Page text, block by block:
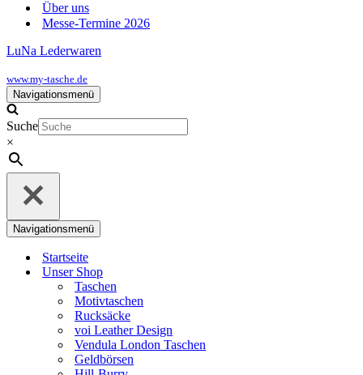
Über uns
Messe-Termine 2026
LuNa Lederwaren
www.my-tasche.de
Navigationsmenü
Suche
×
Navigationsmenü
Startseite
Unser Shop
Taschen
Motivtaschen
Rucksäcke
voi Leather Design
Vendula London Taschen
Geldbörsen